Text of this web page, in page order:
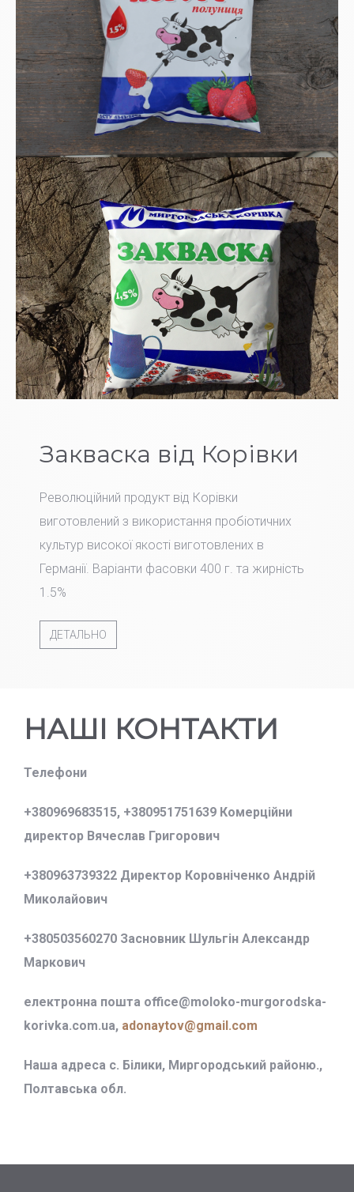
Закваска від Корівки
Революційний продукт від Корівки
виготовлений з використання пробіотичних
культур високої якості виготовлених в
Германії. Варіанти фасовки 400 г. та жирність
1.5%
ДЕТАЛЬНО
НАШІ КОНТАКТИ
Телефони
+380969683515, +380951751639 Комерційни
директор Вячеслав Григорович
+380963739322 Директор Коровніченко Андрій
Миколайович
+380503560270 Засновник Шульгін Александр
Маркович
електронна пошта office@moloko-murgorodska-
korivka.com.ua, adonaytov@gmail.com
Наша адреса с. Білики, Миргородський районю.,
Полтавська обл.